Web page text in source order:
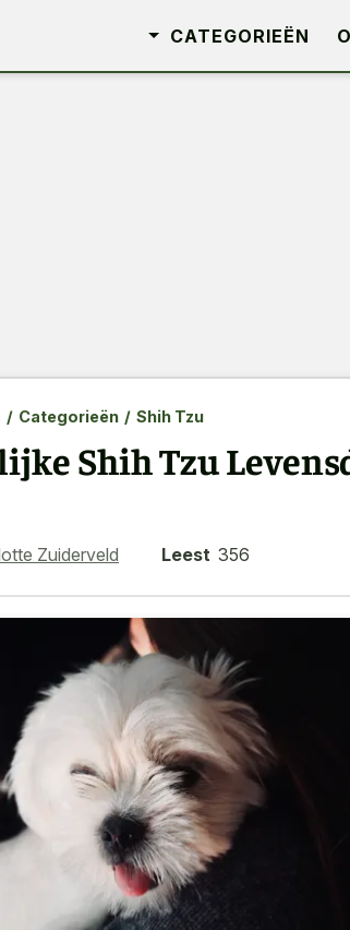
CATEGORIEËN
/ Categorieën / Shih Tzu
Shih Tzu
Zuiderveld Leest 356